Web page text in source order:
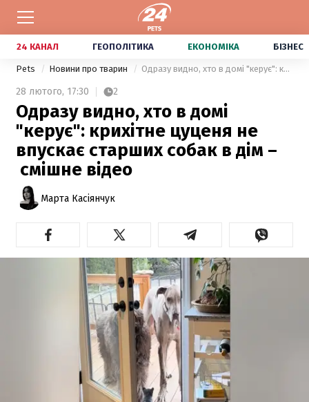
24 КАНАЛ ГЕОПОЛІТИКА ЕКОНОМІКА БІЗНЕС
Pets Новини про тварин Одразу видно, хто в домі "керує": крихітне цуценя не впускає старших собак в дім – смішне відео
28 лютого, 17:30 2
Одразу видно, хто в домі
"керує": крихітне цуценя не
впускає старших собак в дім –
смішне відео
Марта Касіянчук